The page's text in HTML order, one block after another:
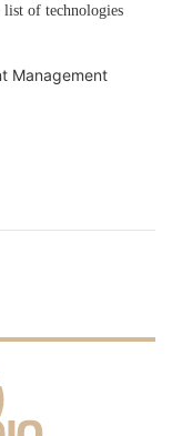
of technologies
Management